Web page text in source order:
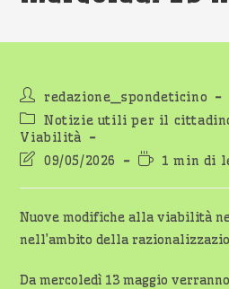
Autore
dell'articolo:
redazione_spondeticino
Categoria
dell'articolo:
Notizie utili per il
Viabilità
Ultima
dell'articolo:
09/05/2026
Tempo
lettura:
1 min di
Nuove modifiche alla viabilità
nell’ambito della
Da mercoledì 13 maggio